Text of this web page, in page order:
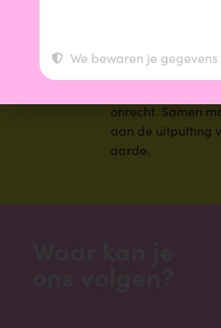
duurzaam en
onrecht. Samen
aan de uitputting
aarde.
We bewaren je